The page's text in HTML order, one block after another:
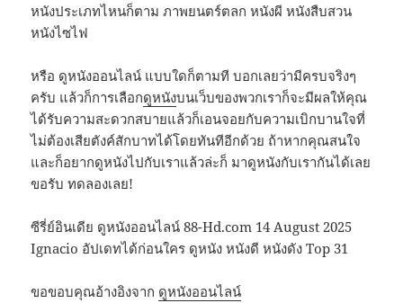
หนังประเภทไหนก็ตาม ภาพยนตร์ตลก หนังผี หนังสืบสวน
หนังไซไฟ
หรือ ดูหนังออนไลน์ แบบใดก็ตามที บอกเลยว่ามีครบจริงๆ
ครับ แล้วก็การเลือกดูหนังบนเว็บของพวกเราก็จะมีผลให้คุณ
ได้รับความสะดวกสบายแล้วก็เอนจอยกับความเบิกบานใจที่
ไม่ต้องเสียตังค์สักบาทได้โดยทันทีอีกด้วย ถ้าหากคุณสนใจ
และก็อยากดูหนังไปกับเราแล้วล่ะก็ มาดูหนังกับเรากันได้เลย
ขอรับ ทดลองเลย!
ซีรี่ย์อินเดีย ดูหนังออนไลน์ 88-Hd.com 14 August 2025
Ignacio อัปเดทได้ก่อนใคร ดูหนัง หนังดี หนังดัง Top 31
ขอขอบคุณอ้างอิงจาก ดูหนังออนไลน์